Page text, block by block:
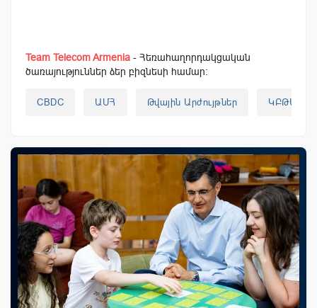
Team Telecom Armenia - Հեռահաղորդակցական
ծառայություններ ձեր բիզնեսի համար:
CBDC ԱՄՀ Թվային Արժույթներ ԿԲԹԱ